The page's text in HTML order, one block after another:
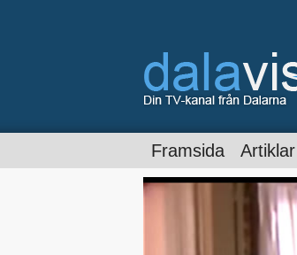
Framsida Artiklar